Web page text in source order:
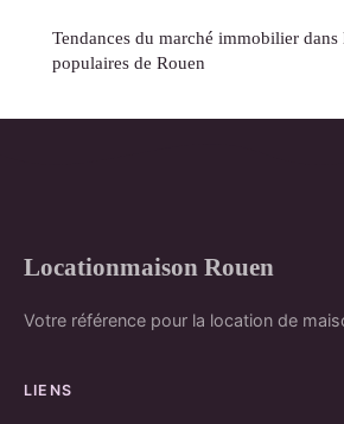
Tendances du marché immobilier dans
populaires de Rouen
Locationmaison Rouen
Votre référence pour la location de
LIENS